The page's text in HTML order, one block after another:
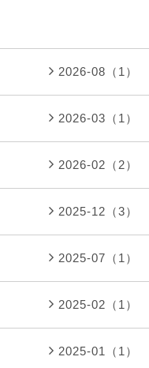
2026-08（1）
2026-03（1）
2026-02（2）
2025-12（3）
2025-07（1）
2025-02（1）
2025-01（1）